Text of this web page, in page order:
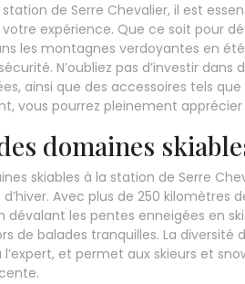
de Serre Chevalier, il est
expérience. Que ce soit pour
les montagnes verdoyantes en
N’oubliez pas d’investir
ainsi que des accessoires tels
vous pourrez pleinement
domaines
skiables à la station de Serre
Avec plus de 250 kilomètres
dévalant les pentes enneigées en
de balades tranquilles. La
et permet aux skieurs et